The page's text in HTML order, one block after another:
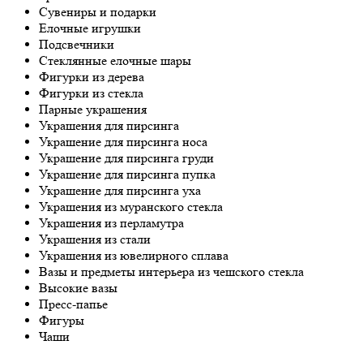
Сувениры и подарки
Елочные игрушки
Подсвечники
Стеклянные елочные шары
Фигурки из дерева
Фигурки из стекла
Парные украшения
Украшения для пирсинга
Украшение для пирсинга носа
Украшение для пирсинга груди
Украшение для пирсинга пупка
Украшение для пирсинга уха
Украшения из муранского стекла
Украшения из перламутра
Украшения из стали
Украшения из ювелирного сплава
Вазы и предметы интерьера из чешского стекла
Высокие вазы
Пресс-папье
Фигуры
Чаши